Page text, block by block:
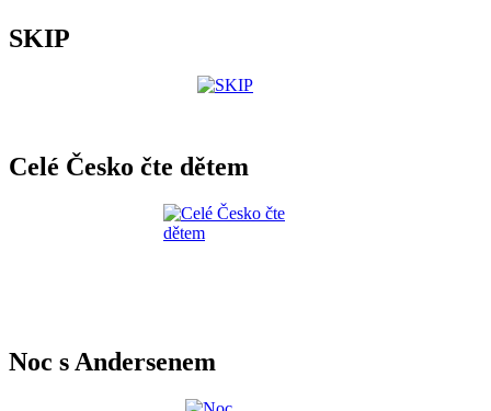
SKIP
Celé Česko čte dětem
Noc s Andersenem